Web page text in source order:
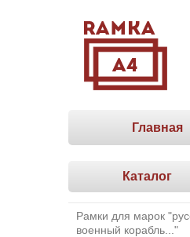
Главная
Каталог
Рамки для марок
военный корабль..."